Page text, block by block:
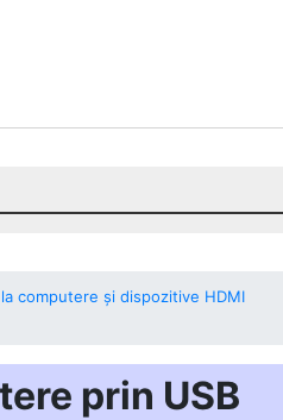
computere și dispozitive HDMI
prin USB